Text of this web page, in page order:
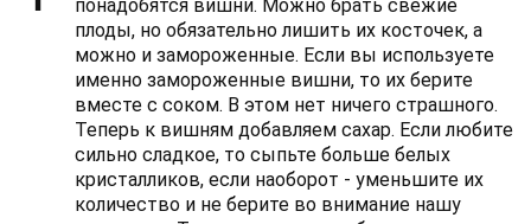
понадобятся вишни. Можно брать свежие
плоды, но обязательно лишить их косточек, а
можно и замороженные. Если вы используете
именно замороженные вишни, то их берите
вместе с соком. В этом нет ничего страшного.
Теперь к вишням добавляем сахар. Если любите
сильно сладкое, то сыпьте больше белых
кристалликов, если наоборот - уменьшите их
количество и не берите во внимание нашу